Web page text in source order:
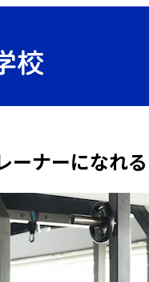
ーナーになれ